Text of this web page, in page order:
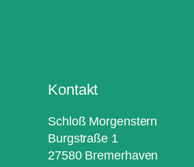
Kontakt
Schloß Morgenstern
Burgstraße 1
27580 Bremerhaven